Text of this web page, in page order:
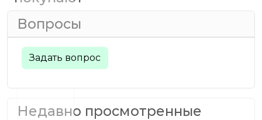
Вопросы
Задать вопрос
Недавно просмотренные